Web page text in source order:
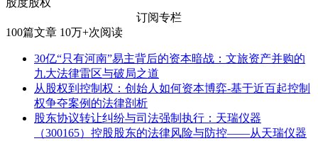
股度股权
订阅专栏
100篇文章 10万+次阅读
30亿“只有河南”易主背后的资本暗战：文旅资产并购的
九大法律雷区与破局之道
从股权到控制权：创始人如何资本博弈-基于近百起控制
权争夺案例的法律剖析
股东协议转让纠纷与司法强制执行：天瑞仪器
（300165）控股股东的法律风险与防控——从天瑞仪器